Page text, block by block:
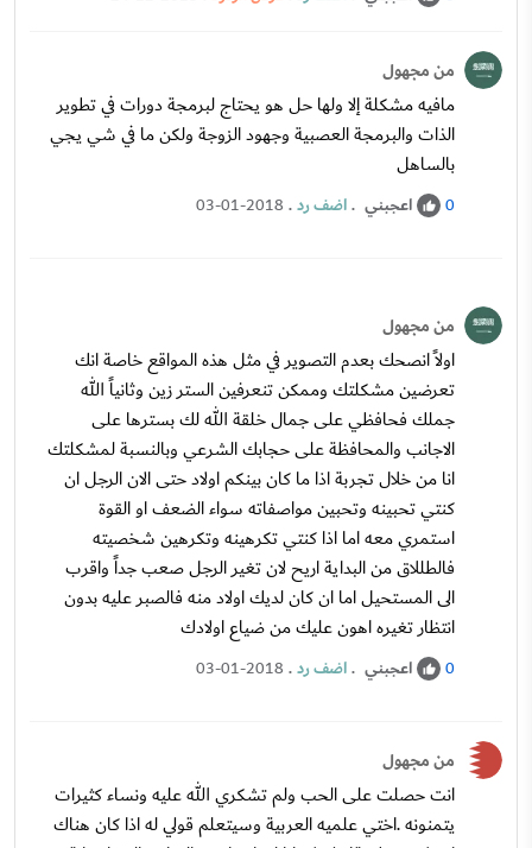
من مجهول
مافيه مشكلة إلا ولها حل هو يحتاج لبرمجة دورات في تطوير
الذات والبرمجة العصبية وجهود الزوجة ولكن ما في شي يجي
بالساهل
0 اعجبني .اضف رد.
03-01-2018
من مجهول
اولاً انصحك بعدم التصوير في مثل هذه المواقع خاصة انك
تعرضين مشكلتك وممكن تنعرفين الستر زين وثانياً الله
جملك فحافظي على جمال خلقة الله لك بسترها على
الاجانب والمحافظة على حجابك الشرعي وبالنسبة لمشكلتك
انا من خلال تجربة اذا ما كان بينكم اولاد حتى الان الرجل ان
كنتي تحبينه وتحبين مواصفاته سواء الضعف او القوة
استمري معه اما اذا كنتي تكرهينه وتكرهين شخصيته
فالطللاق من البداية اريح لان تغير الرجل صعب جداً واقرب
الى المستحيل اما ان كان لديك اولاد منه فالصبر عليه بدون
انتظار تغيره اهون عليك من ضياع اولادك
0 اعجبني .اضف رد.
03-01-2018
من مجهول
انت حصلت على الحب ولم تشكري الله عليه ونساء كثيرات
يتمنونه .اختي علميه العربية وسيتعلم قولي له اذا كان هناك